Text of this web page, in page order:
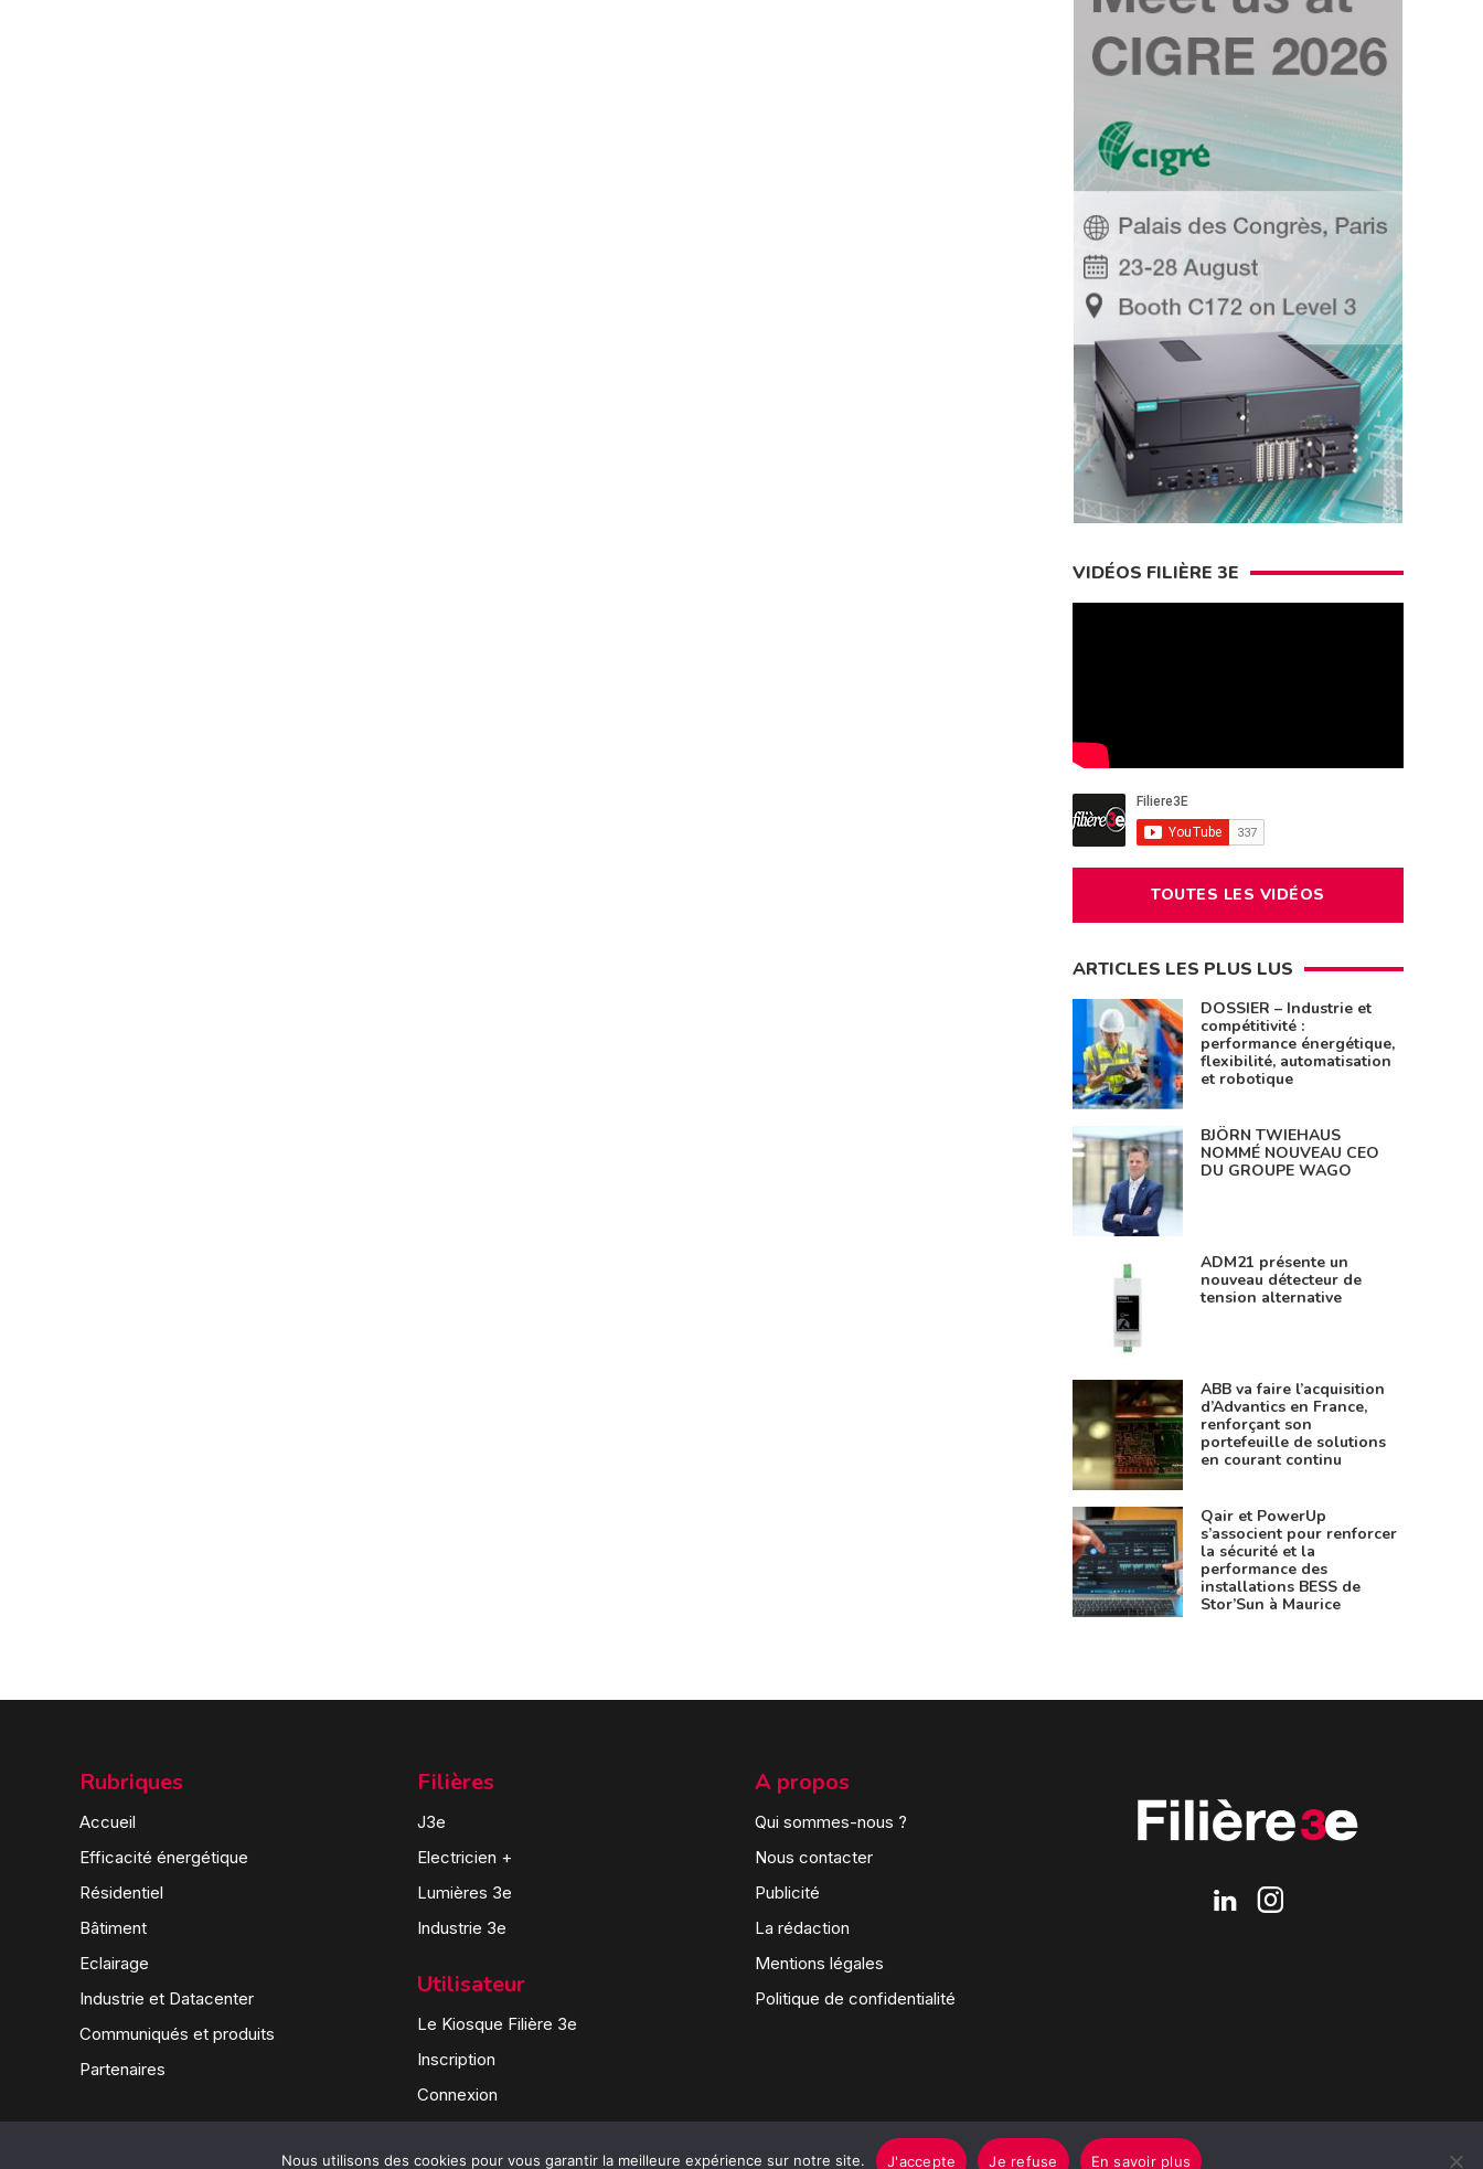
VIDÉOS FILIÈRE 3E
TOUTES LES VIDÉOS
ARTICLES LES PLUS LUS
DOSSIER – Industrie et
compétitivité :
performance énergétique,
flexibilité, automatisation
et robotique
BJÖRN TWIEHAUS
NOMMÉ NOUVEAU CEO
DU GROUPE WAGO
ADM21 présente un
nouveau détecteur de
tension alternative
ABB va faire l’acquisition
d’Advantics en France,
renforçant son
portefeuille de solutions
en courant continu
Qair et PowerUp
s’associent pour renforcer
la sécurité et la
performance des
installations BESS de
Stor’Sun à Maurice
Rubriques
Accueil
Efficacité énergétique
Résidentiel
Bâtiment
Eclairage
Industrie et Datacenter
Communiqués et produits
Partenaires
Filières
J3e
Electricien +
Lumières 3e
Industrie 3e
Utilisateur
Le Kiosque Filière 3e
Inscription
Connexion
A propos
Qui sommes-nous ?
Nous contacter
Publicité
La rédaction
Mentions légales
Politique de confidentialité
Nous utilisons des cookies pour vous garantir la meilleure expérience sur notre site. J'accepte Je refuse En savoir plus